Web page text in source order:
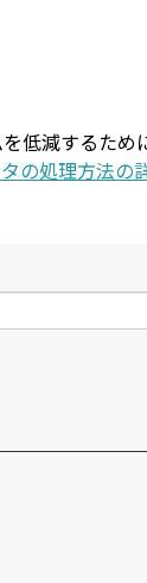
低減するた
の処理方法の